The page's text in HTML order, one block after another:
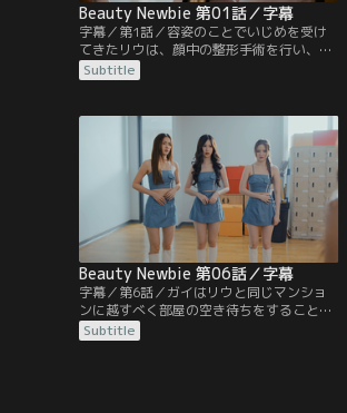
Beauty Newbie 第01話／字幕
字幕／第1話／容姿のことでいじめを受け
てきたリウは、顔中の整形手術を行い、新
しい顔で大学に入学。そこで、フェーに出
会い人生で初めての友達ができる。しか
んなに整形の事実を伝えることになってし
まう。そんな中、リウは整形前の自分を知
るガイから、フェーと友達になるなと言わ
Subtitle
Beauty Newbie 第06話／字幕
字幕／第6話／ガイはリウと同じマンショ
ンに越すべく部屋の空き待ちをすること
に。そんな中、大学では学園祭が行われる
ことになり、リウたちは化学科の伝統で露
Subtitle